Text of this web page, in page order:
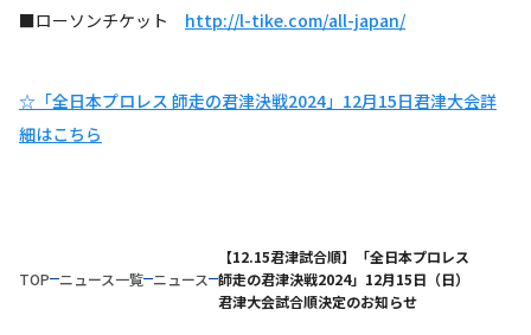
■ローソンチケット http://l-tike.com/all-japan/
☆「全日本プロレス 師走の君津決戦2024」12月15日君津大会詳
細はこちら
TOP ニュース一覧 ニュース
【12.15君津試合順】「全日本プロレス
師走の君津決戦2024」12月15日（日）
君津大会試合順決定のお知らせ